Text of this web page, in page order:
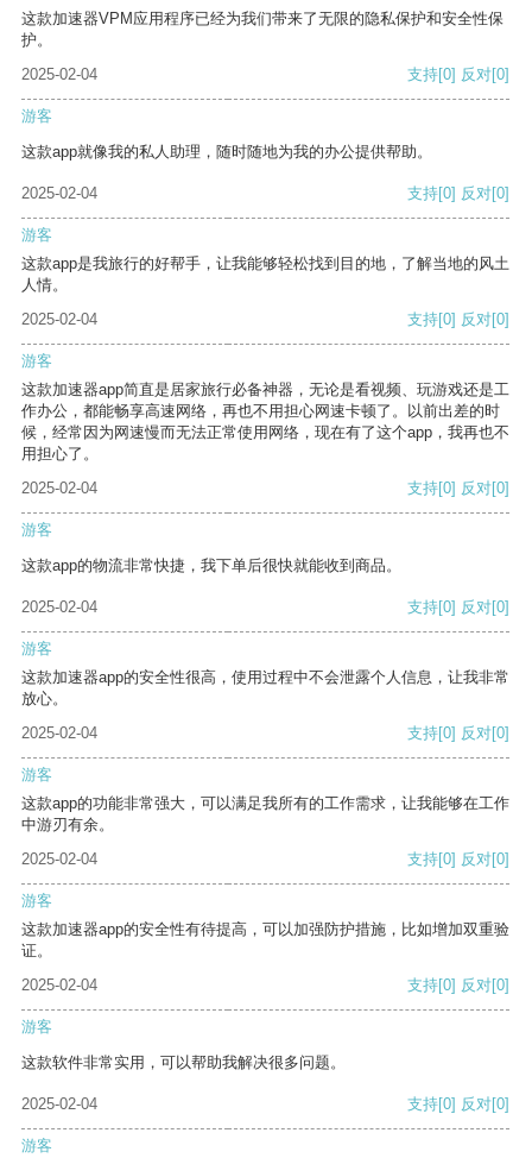
这款加速器VPM应用程序已经为我们带来了无限的隐私保护和安全性保
护。
2025-02-04
支持[0] 反对[0]
游客
这款app就像我的私人助理，随时随地为我的办公提供帮助。
2025-02-04 支持[0] 反对[0]
游客
这款app是我旅行的好帮手，让我能够轻松找到目的地，了解当地的风土
人情。
2025-02-04
支持[0] 反对[0]
游客
这款加速器app简直是居家旅行必备神器，无论是看视频、玩游戏还是工
作办公，都能畅享高速网络，再也不用担心网速卡顿了。以前出差的时
候，经常因为网速慢而无法正常使用网络，现在有了这个app，我再也不
用担心了。
2025-02-04
支持[0] 反对[0]
游客
这款app的物流非常快捷，我下单后很快就能收到商品。
2025-02-04 支持[0] 反对[0]
游客
这款加速器app的安全性很高，使用过程中不会泄露个人信息，让我非常
放心。
2025-02-04
支持[0] 反对[0]
游客
这款app的功能非常强大，可以满足我所有的工作需求，让我能够在工作
中游刃有余。
2025-02-04
支持[0] 反对[0]
游客
这款加速器app的安全性有待提高，可以加强防护措施，比如增加双重验
证。
2025-02-04
支持[0] 反对[0]
游客
这款软件非常实用，可以帮助我解决很多问题。
2025-02-04 支持[0] 反对[0]
游客